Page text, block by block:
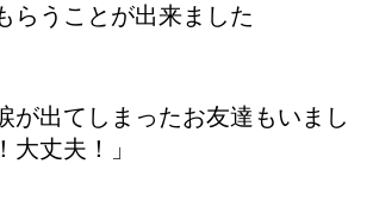
らうことが出来ました
が出てしまったお友達もいまし
大丈夫！」